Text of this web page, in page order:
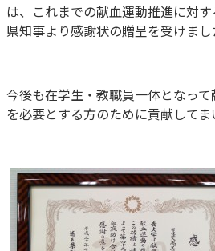
は、これまでの献血運動推進に対
県知事より感謝状の贈呈を受けまし
今後も在学生・教職員一体となっ
を必要とする方のために貢献してま